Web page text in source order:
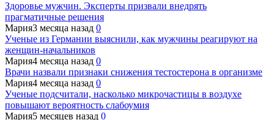
Здоровье мужчин. Эксперты призвали внедрять
прагматичные решения
Мария3 месяца назад 0
Ученые из Германии выяснили, как мужчины реагируют на
женщин-начальников
Мария4 месяца назад 0
Врачи назвали признаки снижения тестостерона в организме
Мария4 месяца назад 0
Ученые подсчитали, насколько микрочастицы в воздухе
повышают вероятность слабоумия
Мария5 месяцев назад 0